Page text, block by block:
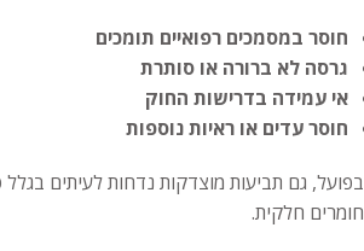
חוסר במסמכים רפואיים תומכים
גרסה לא ברורה או סותרת
אי עמידה בדרישות החוק
חוסר עדים או ראיות נוספות
בפועל, גם תביעות מוצדקות נדחות לעיתים
חומרים חלקית.